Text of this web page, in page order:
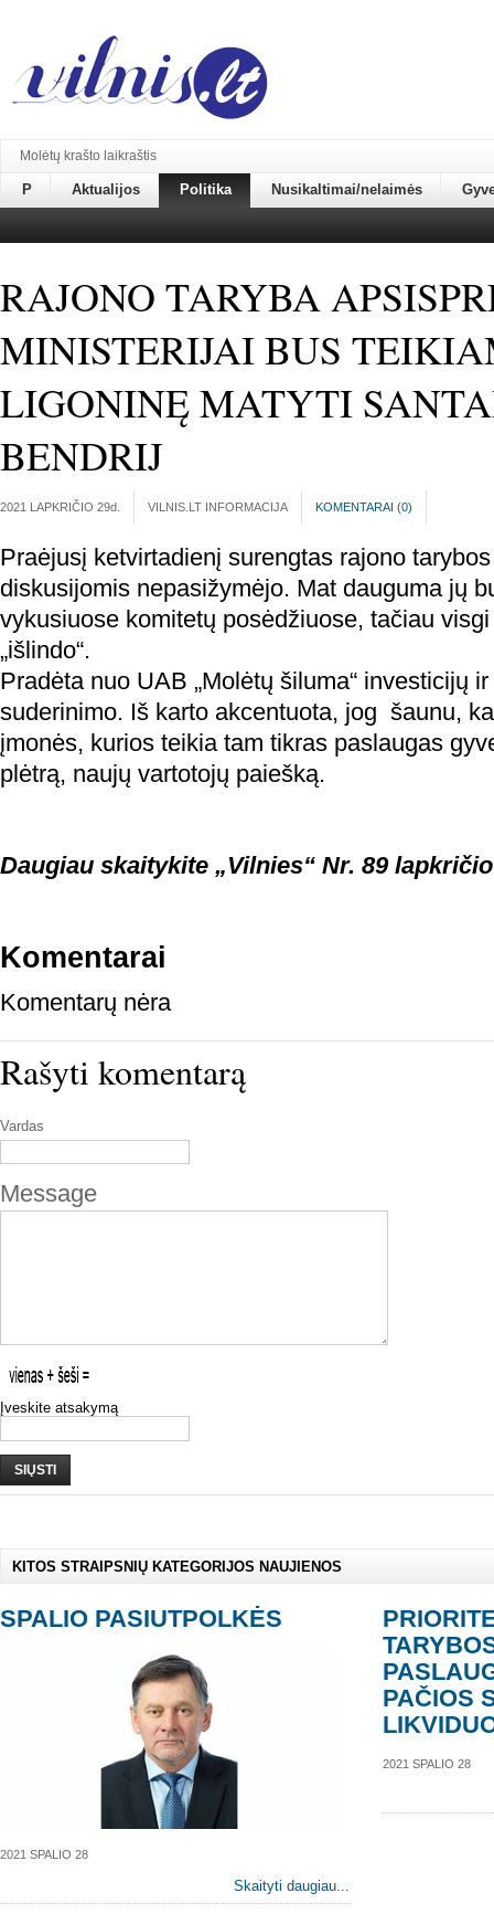
Molėtų krašto laikraštis
P Aktualijos Politika Nusikaltimai/nelaimės
RAJONO TARYBA
MINISTERIJAI BUS
LIGONINĘ MATYTI
BENDRIJ
2021 LAPKRIČIO 29d. VILNIS.LT INFORMACIJA KOMENTARAI (0)
Praėjusį ketvirtadienį surengtas rajono
diskusijomis nepasižymėjo. Mat dauguma jų
vykusiuose komitetų posėdžiuose, tačiau
„išlindo“.
Pradėta nuo UAB „Molėtų šiluma“ investicijų
suderinimo. Iš karto akcentuota, jog šaunu,
įmonės, kurios teikia tam tikras paslaugas
plėtrą, naujų vartotojų paiešką.
Daugiau skaitykite „Vilnies“ Nr. 89
Komentarai
Komentarų nėra
Rašyti komentarą
Vardas
Message
Įveskite atsakymą
SIŲSTI
KITOS STRAIPSNIŲ KATEGORIJOS NAUJIENOS
SPALIO PASIUTPOLKĖS
2021 SPALIO 28
Skaityti daugiau...
PAČIOS
2021 SPALIO 28